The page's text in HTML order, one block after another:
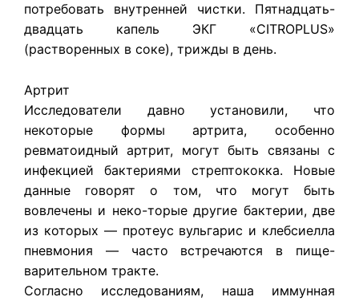
потребовать внутренней чистки. Пятнадцать-
двадцать капель ЭКГ «CITROPLUS»
(растворенных в соке), трижды в день.
Артрит
Исследователи давно установили, что
некоторые формы артрита, особенно
ревматоидный артрит, могут быть связаны с
инфекцией бактериями стрептококка. Новые
данные говорят о том, что могут быть
вовлечены и неко-торые другие бактерии, две
из которых — протеус вульгарис и клебсиелла
пневмония — часто встречаются в пище-
варительном тракте.
Согласно исследованиям, наша иммунная